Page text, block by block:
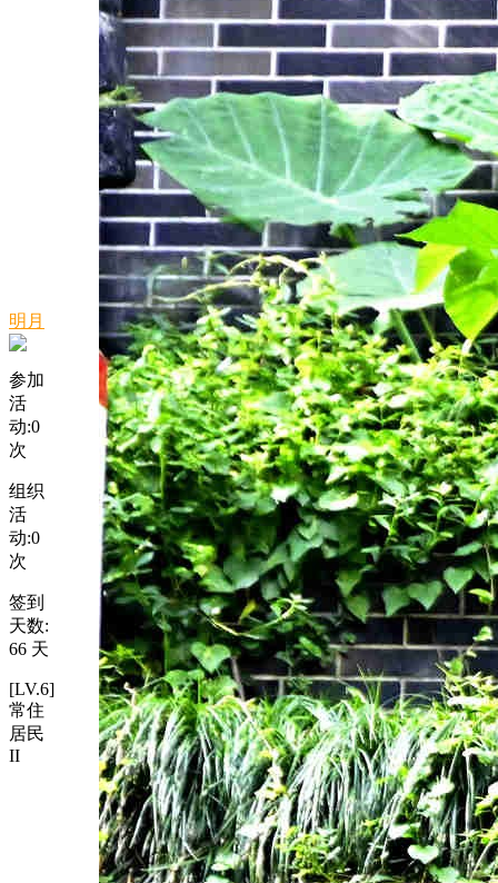
明月
参加
活
动:0
次
组织
活
动:0
次
签到
天数:
66 天
[LV.6]
常住
居民
II